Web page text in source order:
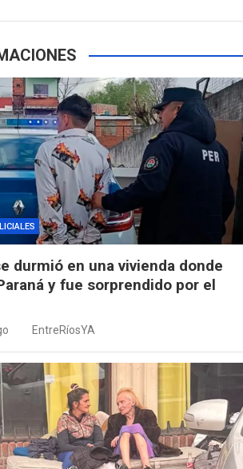
durmió en una vivienda donde
y fue sorprendido por el
EntreRíosYA